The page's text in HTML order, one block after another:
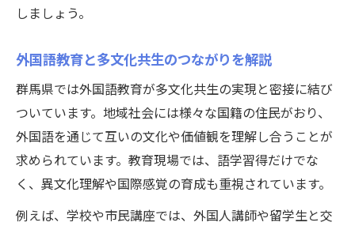
しましょう。
外国語教育と多文化共生のつながりを解説
群馬県では外国語教育が多文化共生の実現と密接に結び
ついています。地域社会には様々な国籍の住民がおり、
外国語を通じて互いの文化や価値観を理解し合うことが
求められています。教育現場では、語学習得だけでな
く、異文化理解や国際感覚の育成も重視されています。
例えば、学校や市民講座では、外国人講師や留学生と交